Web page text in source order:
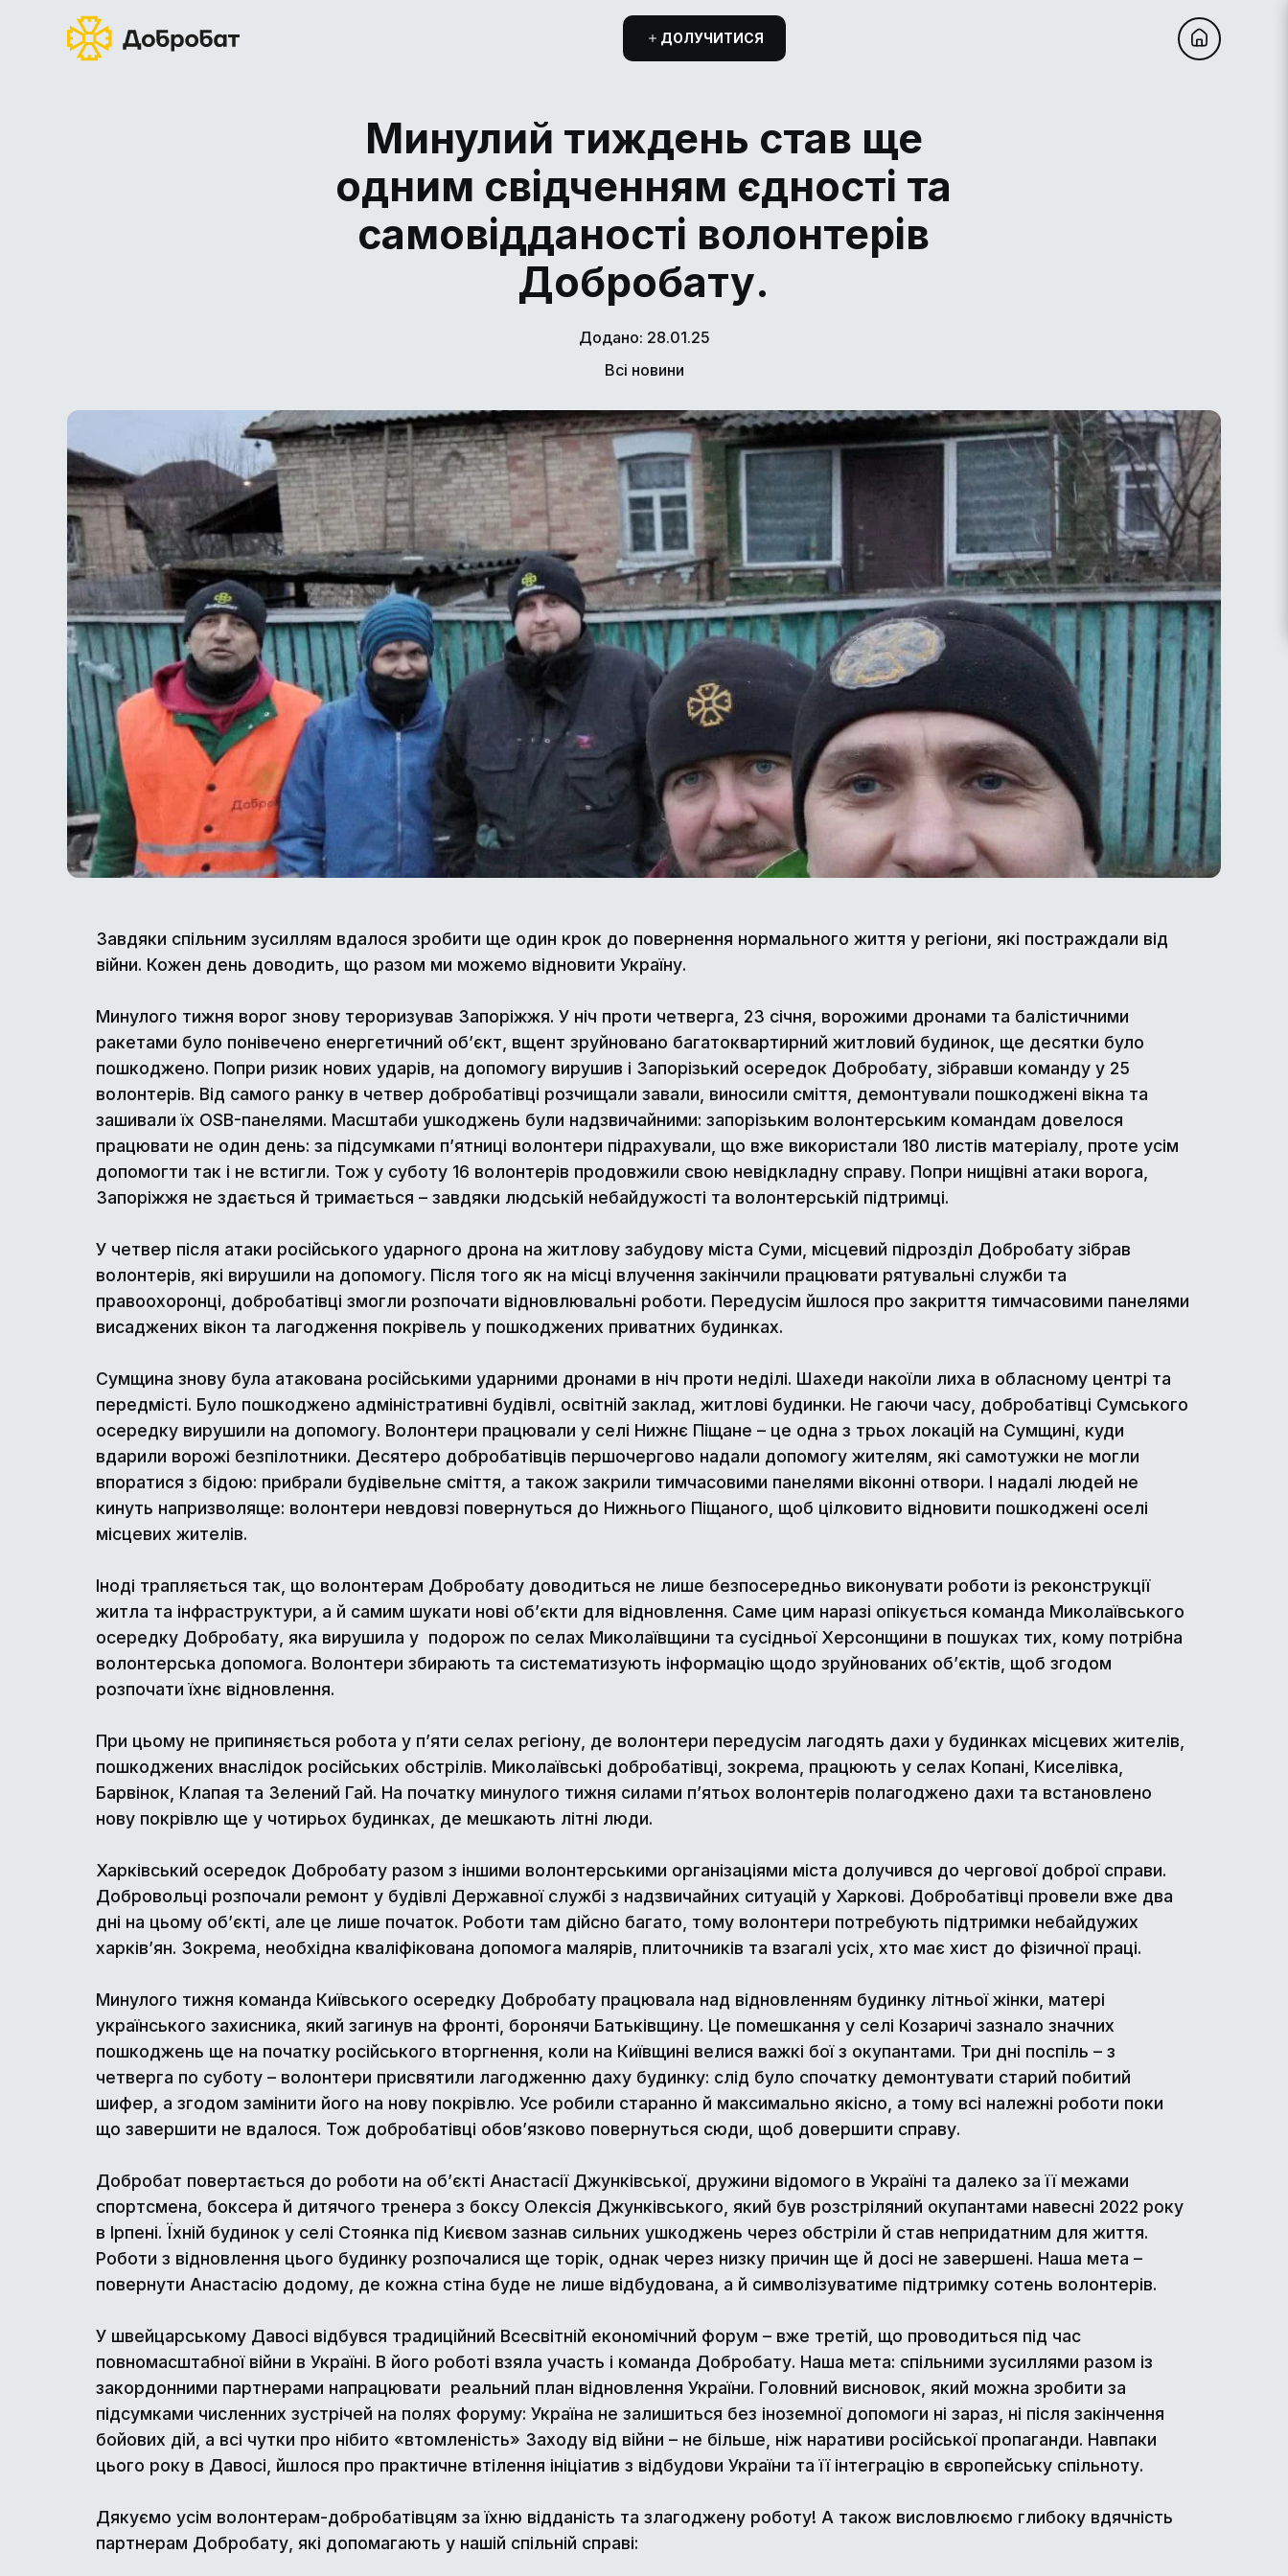
ДОЛУЧИТИСЯ
Минулий тиждень став ще
одним свідченням єдності та
самовідданості волонтерів
Добробату.
Додано: 28.01.25
Всі новини
Завдяки спільним зусиллям вдалося зробити ще один крок до повернення нормального життя у регіони, які постраждали від
війни. Кожен день доводить, що разом ми можемо відновити Україну.
Минулого тижня ворог знову тероризував Запоріжжя. У ніч проти четверга, 23 січня, ворожими дронами та балістичними
ракетами було понівечено енергетичний об’єкт, вщент зруйновано багатоквартирний житловий будинок, ще десятки було
пошкоджено. Попри ризик нових ударів, на допомогу вирушив і Запорізький осередок Добробату, зібравши команду у 25
волонтерів. Від самого ранку в четвер добробатівці розчищали завали, виносили сміття, демонтували пошкоджені вікна та
зашивали їх OSB-панелями. Масштаби ушкоджень були надзвичайними: запорізьким волонтерським командам довелося
працювати не один день: за підсумками п’ятниці волонтери підрахували, що вже використали 180 листів матеріалу, проте усім
допомогти так і не встигли. Тож у суботу 16 волонтерів продовжили свою невідкладну справу. Попри нищівні атаки ворога,
Запоріжжя не здається й тримається – завдяки людській небайдужості та волонтерській підтримці.
У четвер після атаки російського ударного дрона на житлову забудову міста Суми, місцевий підрозділ Добробату зібрав
волонтерів, які вирушили на допомогу. Після того як на місці влучення закінчили працювати рятувальні служби та
правоохоронці, добробатівці змогли розпочати відновлювальні роботи. Передусім йшлося про закриття тимчасовими панелями
висаджених вікон та лагодження покрівель у пошкоджених приватних будинках.
Сумщина знову була атакована російськими ударними дронами в ніч проти неділі. Шахеди накоїли лиха в обласному центрі та
передмісті. Було пошкоджено адміністративні будівлі, освітній заклад, житлові будинки. Не гаючи часу, добробатівці Сумського
осередку вирушили на допомогу. Волонтери працювали у селі Нижнє Піщане – це одна з трьох локацій на Сумщині, куди
вдарили ворожі безпілотники. Десятеро добробатівців першочергово надали допомогу жителям, які самотужки не могли
впоратися з бідою: прибрали будівельне сміття, а також закрили тимчасовими панелями віконні отвори. І надалі людей не
кинуть напризволяще: волонтери невдовзі повернуться до Нижнього Піщаного, щоб цілковито відновити пошкоджені оселі
місцевих жителів.
Іноді трапляється так, що волонтерам Добробату доводиться не лише безпосередньо виконувати роботи із реконструкції
житла та інфраструктури, а й самим шукати нові об’єкти для відновлення. Саме цим наразі опікується команда Миколаївського
осередку Добробату, яка вирушила у подорож по селах Миколаївщини та сусідньої Херсонщини в пошуках тих, кому потрібна
волонтерська допомога. Волонтери збирають та систематизують інформацію щодо зруйнованих об’єктів, щоб згодом
розпочати їхнє відновлення.
При цьому не припиняється робота у п’яти селах регіону, де волонтери передусім лагодять дахи у будинках місцевих жителів,
пошкоджених внаслідок російських обстрілів. Миколаївські добробатівці, зокрема, працюють у селах Копані, Киселівка,
Барвінок, Клапая та Зелений Гай. На початку минулого тижня силами п’ятьох волонтерів полагоджено дахи та встановлено
нову покрівлю ще у чотирьох будинках, де мешкають літні люди.
Харківський осередок Добробату разом з іншими волонтерськими організаціями міста долучився до чергової доброї справи.
Добровольці розпочали ремонт у будівлі Державної службі з надзвичайних ситуацій у Харкові. Добробатівці провели вже два
дні на цьому об’єкті, але це лише початок. Роботи там дійсно багато, тому волонтери потребують підтримки небайдужих
харків’ян. Зокрема, необхідна кваліфікована допомога малярів, плиточників та взагалі усіх, хто має хист до фізичної праці.
Минулого тижня команда Київського осередку Добробату працювала над відновленням будинку літньої жінки, матері
українського захисника, який загинув на фронті, боронячи Батьківщину. Це помешкання у селі Козаричі зазнало значних
пошкоджень ще на початку російського вторгнення, коли на Київщині велися важкі бої з окупантами. Три дні поспіль – з
четверга по суботу – волонтери присвятили лагодженню даху будинку: слід було спочатку демонтувати старий побитий
шифер, а згодом замінити його на нову покрівлю. Усе робили старанно й максимально якісно, а тому всі належні роботи поки
що завершити не вдалося. Тож добробатівці обов’язково повернуться сюди, щоб довершити справу.
Добробат повертається до роботи на об’єкті Анастасії Джунківської, дружини відомого в Україні та далеко за її межами
спортсмена, боксера й дитячого тренера з боксу Олексія Джунківського, який був розстріляний окупантами навесні 2022 року
в Ірпені. Їхній будинок у селі Стоянка під Києвом зазнав сильних ушкоджень через обстріли й став непридатним для життя.
Роботи з відновлення цього будинку розпочалися ще торік, однак через низку причин ще й досі не завершені. Наша мета –
повернути Анастасію додому, де кожна стіна буде не лише відбудована, а й символізуватиме підтримку сотень волонтерів.
У швейцарському Давосі відбувся традиційний Всесвітній економічний форум – вже третій, що проводиться під час
повномасштабної війни в Україні. В його роботі взяла участь і команда Добробату. Наша мета: спільними зусиллями разом із
закордонними партнерами напрацювати реальний план відновлення України. Головний висновок, який можна зробити за
підсумками численних зустрічей на полях форуму: Україна не залишиться без іноземної допомоги ні зараз, ні після закінчення
бойових дій, а всі чутки про нібито «втомленість» Заходу від війни – не більше, ніж наративи російської пропаганди. Навпаки
цього року в Давосі, йшлося про практичне втілення ініціатив з відбудови України та її інтеграцію в європейську спільноту.
Дякуємо усім волонтерам-добробатівцям за їхню відданість та злагоджену роботу! А також висловлюємо глибоку вдячність
партнерам Добробату, які допомагають у нашій спільній справі: